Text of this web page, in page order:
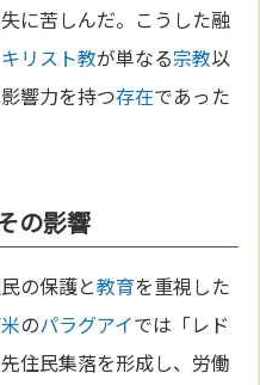
に苦しんだ。こうした融
キリスト教が単なる宗教以
響力を持つ存在であった
の影響
の保護と教育を重視した
米のパラグアイでは「レド
住民集落を形成し、労働